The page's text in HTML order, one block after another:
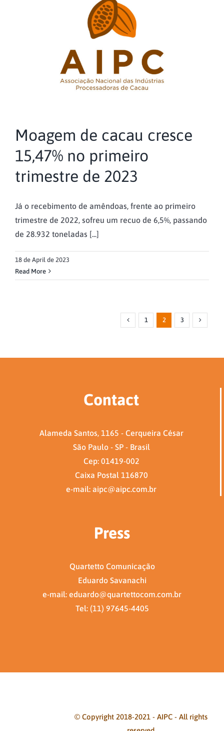
Moagem de cacau cresce
15,47% no primeiro
trimestre de 2023
Já o recebimento de amêndoas, frente ao primeiro
trimestre de 2022, sofreu um recuo de 6,5%, passando
de 28.932 toneladas [...]
18 de April de 2023
Read More
1 2 3
Contact
Alameda Santos, 1165 - Cerqueira César
São Paulo - SP - Brasil
Cep: 01419-002
Caixa Postal 116870
e-mail: aipc@aipc.com.br
Press
Quartetto Comunicação
Eduardo Savanachi
e-mail: eduardo@quartettocom.com.br
Tel: (11) 97645-4405
© Copyright 2018-2021 - AIPC - All rights